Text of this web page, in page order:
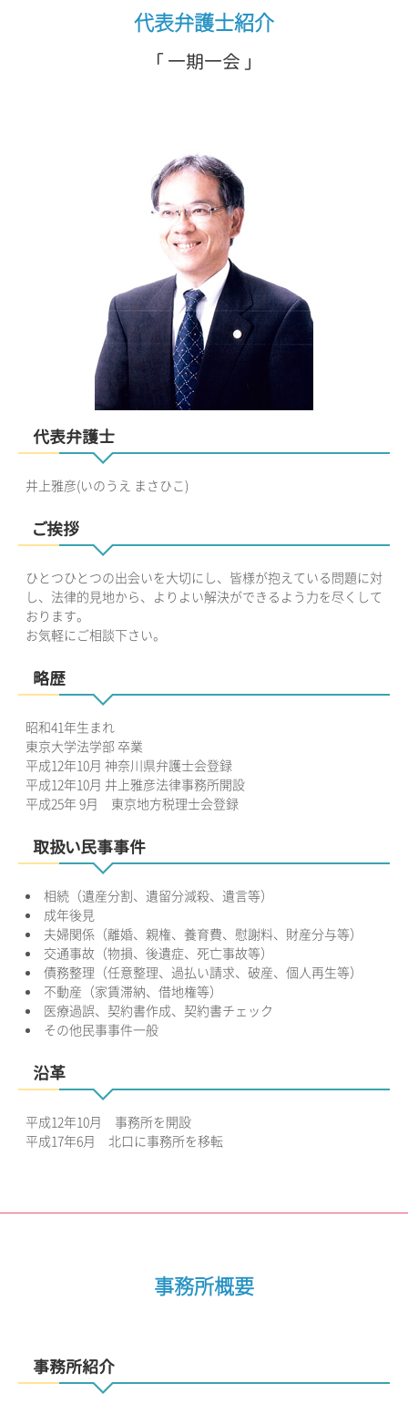
代表弁護士紹介
「 一期一会 」
代表弁護士
井上雅彦(いのうえ まさひこ)
ご挨拶
ひとつひとつの出会いを大切にし、皆様が抱えている問題に対
し、法律的見地から、よりよい解決ができるよう力を尽くして
おります。
お気軽にご相談下さい。
略歴
昭和41年生まれ
東京大学法学部 卒業
平成12年10月 神奈川県弁護士会登録
平成12年10月 井上雅彦法律事務所開設
平成25年 9月 東京地方税理士会登録
取扱い民事事件
相続（遺産分割、遺留分減殺、遺言等）
成年後見
夫婦関係（離婚、親権、養育費、慰謝料、財産分与等）
交通事故（物損、後遺症、死亡事故等）
債務整理（任意整理、過払い請求、破産、個人再生等）
不動産（家賃滞納、借地権等）
医療過誤、契約書作成、契約書チェック
その他民事事件一般
沿革
平成12年10月 事務所を開設
平成17年6月 北口に事務所を移転
事務所概要
事務所紹介